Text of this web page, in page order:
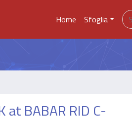
Home Sfoglia
at BABAR RID C-